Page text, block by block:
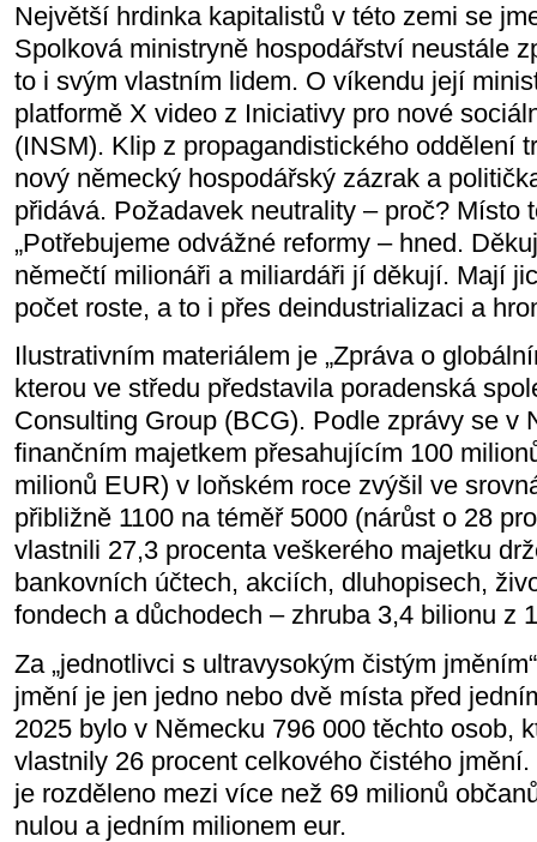
Největší hrdinka kapitalistů v této zemi se
Spolková ministryně hospodářství neustále
to i svým vlastním lidem. O víkendu její
platformě X video z Iniciativy pro nové
(INSM). Klip z propagandistického oddělení
nový německý hospodářský zázrak a
přidává. Požadavek neutrality – proč? Místo
„Potřebujeme odvážné reformy – hned.
němečtí milionáři a miliardáři jí děkují. Mají
počet roste, a to i přes deindustrializaci a
Ilustrativním materiálem je „Zpráva o
kterou ve středu představila poradenská
Consulting Group (BCG). Podle zprávy se v
finančním majetkem přesahujícím 100
milionů EUR) v loňském roce zvýšil ve
přibližně 1100 na téměř 5000 (nárůst o 28
vlastnili 27,3 procenta veškerého majetku
bankovních účtech, akciích, dluhopisech,
fondech a důchodech – zhruba 3,4 bilionu z
Za „jednotlivci s ultravysokým čistým
jmění je jen jedno nebo dvě místa před
2025 bylo v Německu 796 000 těchto osob,
vlastnily 26 procent celkového čistého
je rozděleno mezi více než 69 milionů
nulou a jedním milionem eur.